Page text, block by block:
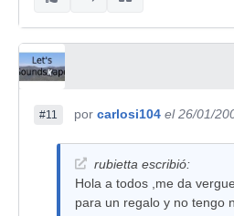
#11 por carlosi104 el 26/01/
rubietta escribió:
Hola a todos ,me da
para un regalo y no tengo